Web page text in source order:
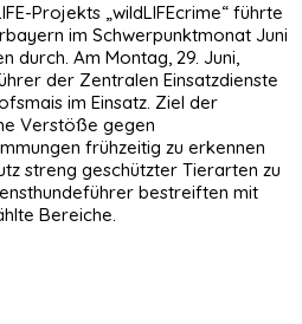
Projekts „wildLIFEcrime“ führte
im Schwerpunktmonat Juni
durch. Am Montag, 29. Juni,
der Zentralen Einsatzdienste
im Einsatz. Ziel der
Verstöße gegen
frühzeitig zu erkennen
streng geschützter Tierarten zu
bestreiften mit
Bereiche.